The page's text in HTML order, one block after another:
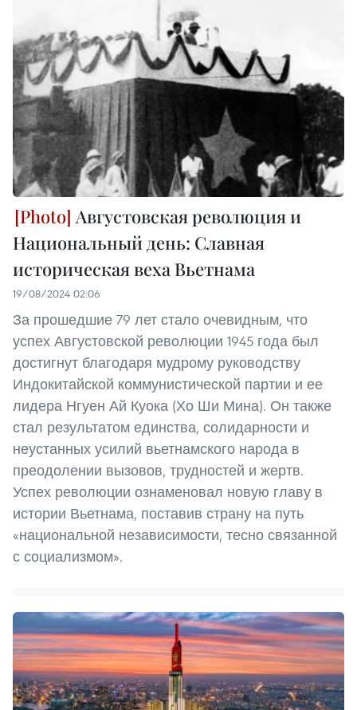
Августовская революция и
Национальный день: Славная
историческая веха Вьетнама
19/08/2024 02:06
За прошедшие 79 лет стало очевидным, что
успех Августовской революции 1945 года был
достигнут благодаря мудрому руководству
Индокитайской коммунистической партии и ее
лидера Нгуен Ай Куока (Хо Ши Мина). Он также
стал результатом единства, солидарности и
неустанных усилий вьетнамского народа в
преодолении вызовов, трудностей и жертв.
Успех революции ознаменовал новую главу в
истории Вьетнама, поставив страну на путь
«национальной независимости, тесно связанной
с социализмом».